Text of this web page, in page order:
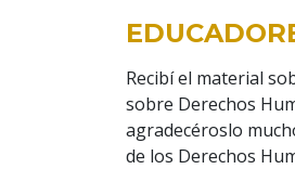
Recibí el material
sobre Derechos
agradecéroslo
de los Derechos